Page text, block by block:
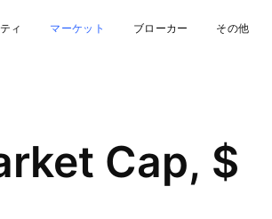
ィ マーケット ブローカー その他
Cap, $